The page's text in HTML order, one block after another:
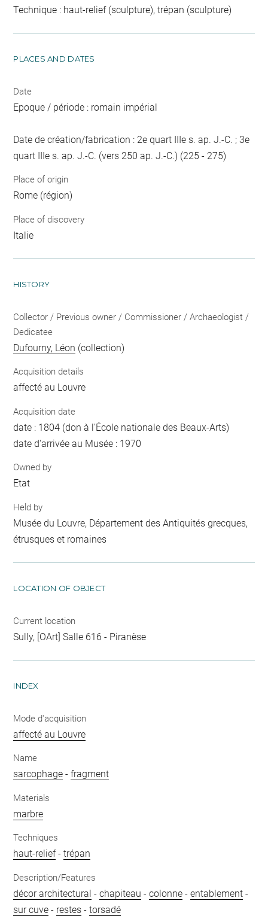
Technique : haut-relief (sculpture), trépan (sculpture)
PLACES AND DATES
Date
Epoque / période : romain impérial
Date de création/fabrication : 2e quart IIIe s. ap. J.-C. ; 3e
quart IIIe s. ap. J.-C. (vers 250 ap. J.-C.) (225 - 275)
Place of origin
Rome (région)
Place of discovery
Italie
HISTORY
Collector / Previous owner / Commissioner / Archaeologist /
Dedicatee
Dufourny, Léon (collection)
Acquisition details
affecté au Louvre
Acquisition date
date : 1804 (don à l'École nationale des Beaux-Arts)
date d'arrivée au Musée : 1970
Owned by
Etat
Held by
Musée du Louvre, Département des Antiquités grecques,
étrusques et romaines
LOCATION OF OBJECT
Current location
Sully, [OArt] Salle 616 - Piranèse
INDEX
Mode d'acquisition
affecté au Louvre
Name
sarcophage -fragment
Materials
marbre
Techniques
haut-relief-trépan
Description/Features
décor architectural -chapiteau -colonne -entablement -
sur cuve - restes -torsadé